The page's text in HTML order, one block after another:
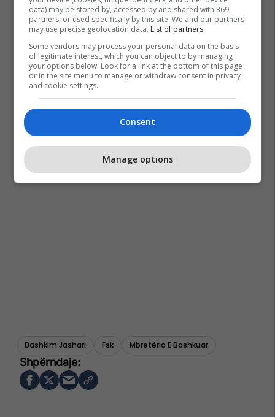
Bashkim Jashari Fsk Mbretëria E Bashkuar
data) may be stored by, accessed by and shared with 369
partners, or used specifically by this site. We and our partners
may use precise geolocation data. List of partners.
Some vendors may process your personal data on the basis
of legitimate interest, which you can object to by managing
your options below. Look for a link at the bottom of this page
or in the site menu to manage or withdraw consent in privacy
and cookie settings.
Consent
Manage options